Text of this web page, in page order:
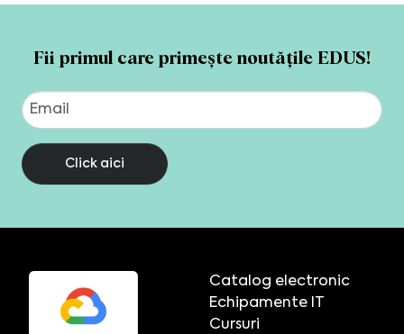
Fii primul care primește noutățile EDUS!
Click aici
Catalog electronic
Echipamente IT
Cursuri